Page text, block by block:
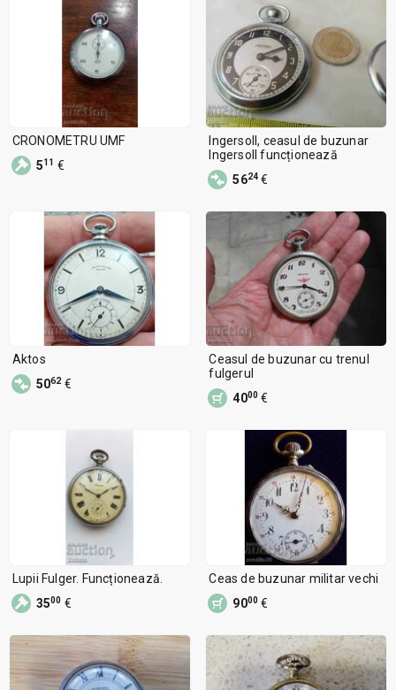
CRONOMETRU UMF
511 €
Ingersoll, ceasul de buzunar
Ingersoll funcționează
5624 €
Aktos
5062€
Ceasul de buzunar cu trenul
fulgerul
4000 €
Lupii Fulger. Funcționează.
3500 €
Ceas de buzunar militar vechi
9000 €